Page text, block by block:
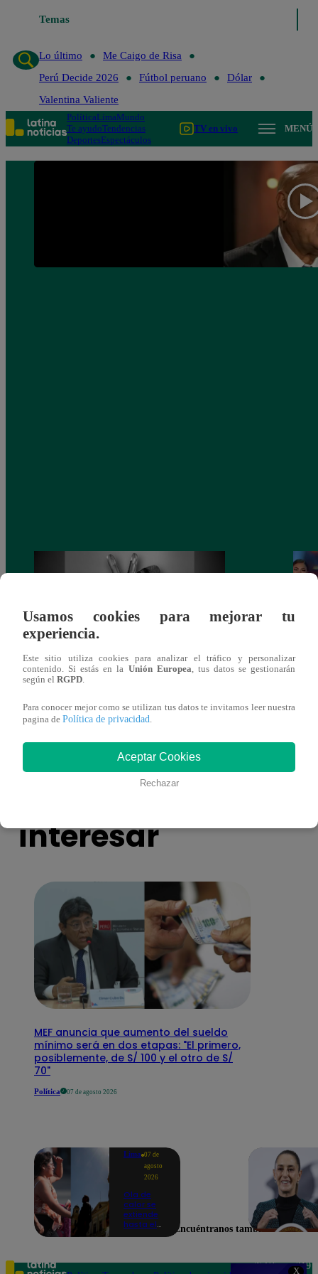
X
Temas
Lo último
Me Caigo de Risa
Perú Decide 2026
Fútbol peruano
Dólar
Valentina Valiente
PolíticaLimaMundo
Te ayudoTendencias
DeportesEspectáculos
TV en vivo MENÚ
Muere exparticipante de La Voz Colombia
tras denunciar negligencia médica
También te puede
interesar
MEF anuncia que aumento del sueldo
mínimo será en dos etapas: "El primero,
posiblemente, de S/ 100 y el otro de S/
70"
Política 07 de agosto 2026
Lima 07 de
agosto
2026
Ola de
calor se
extiende
hasta el
Lima y
Usamos cookies para mejorar tu
experiencia.
Este sitio utiliza cookies para analizar el tráfico y personalizar
contenido. Si estás en la Unión Europea, tus datos se gestionarán
según el RGPD.
Para conocer mejor como se utilizan tus datos te invitamos leer nuestra
pagina de Política de privacidad.
Aceptar Cookies
Rechazar
Encuéntranos también en
Teléfono: 219